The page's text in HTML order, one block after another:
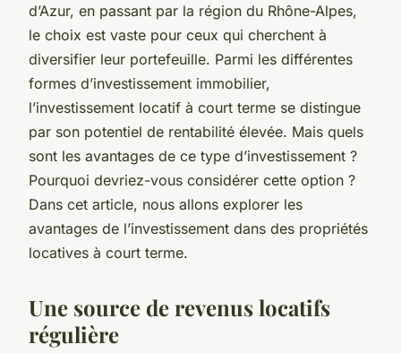
d’Azur, en passant par la région du Rhône-Alpes,
le choix est vaste pour ceux qui cherchent à
diversifier leur portefeuille. Parmi les différentes
formes d’investissement immobilier,
l’investissement locatif à court terme se distingue
par son potentiel de rentabilité élevée. Mais quels
sont les avantages de ce type d’investissement ?
Pourquoi devriez-vous considérer cette option ?
Dans cet article, nous allons explorer les
avantages de l’investissement dans des propriétés
locatives à court terme.
Une source de revenus locatifs
régulière